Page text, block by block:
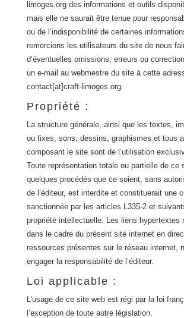
limoges.orgdes informations et outils
mais elle ne saurait être tenue pour
ou de l’indisponibilité de certaines
remercions les utilisateurs du site de nous
d’éventuelles omissions, erreurs ou
un e-mail au webmestre du site à cette
contact[at]craft-limoges.org.
Propriété :
La structure générale, ainsi que les textes,
ou fixes, sons, dessins, graphismes et tous
composant le site sont de l’utilisation
Toute représentation totale ou partielle de ce
quelques procédés que ce soient, sans
de l’éditeur, est interdite et constituerait une
sanctionnée par les articles L335-2 et
propriété intellectuelle. Les liens hypertextes
dans le cadre du présent site internet en
ressources présentes sur le réseau internet,
engager la responsabilité de l’éditeur.
Loi applicable :
L’usage de ce site web est régi par la loi
l’exception de toute autre législation.